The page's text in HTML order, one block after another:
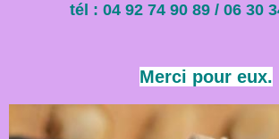
tél : 04 92 74 90 89 / 06 30
Merci pour eux.